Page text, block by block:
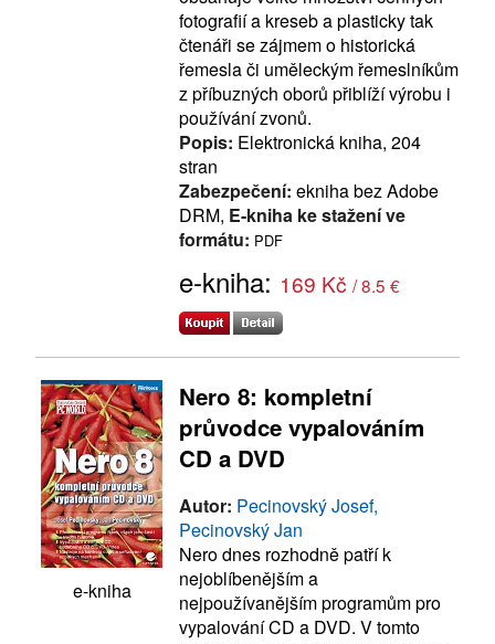
fotografií a kreseb a plasticky tak
čtenáři se zájmem o historická
řemesla či uměleckým řemeslníkům
z příbuzných oborů přiblíží výrobu i
používání zvonů.
Popis: Elektronická kniha, 204
stran
Zabezpečení: ekniha bez Adobe
DRM, E-kniha ke stažení ve
formátu: PDF
e-kniha: 169 Kč / 8.5 €
e-kniha
Nero 8: kompletní
průvodce vypalováním
CD a DVD
Autor: Pecinovský Josef,
Pecinovský Jan
Nero dnes rozhodně patří k
nejoblíbenějším a
nejpoužívanějším programům pro
vypalování CD a DVD. V tomto